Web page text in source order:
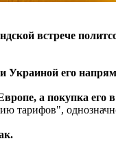
встрече
Украиной его
а покупка
тарифов",